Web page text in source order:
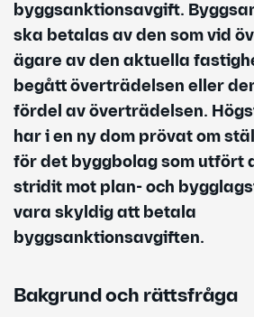
byggsanktionsavgift.
ska betalas av den som vid
ägare av den aktuella
begått överträdelsen eller
fördel av överträdelsen.
har i en ny dom prövat om
för det byggbolag som utfört
stridit mot plan- och
vara skyldig att betala
byggsanktionsavgiften.
Bakgrund och rättsfråga